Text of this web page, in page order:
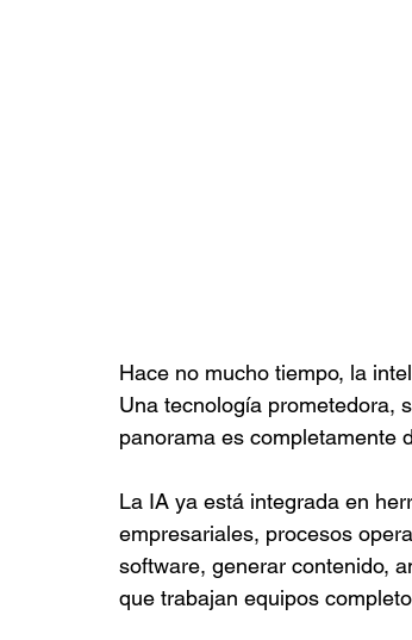
Hace no mucho tiempo, la
Una tecnología prometedora,
panorama es completamente
La IA ya está integrada en
empresariales, procesos
software, generar contenido,
que trabajan equipos